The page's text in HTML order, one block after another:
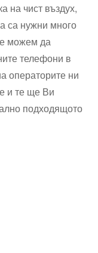
на чист въздух,
са нужни много
можем да
телефони в
операторите ни
и те ще Ви
подходящото